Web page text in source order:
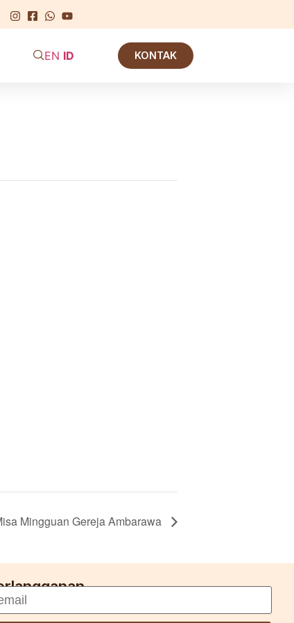
EN ID KONTAK
Mingguan Gereja Ambarawa